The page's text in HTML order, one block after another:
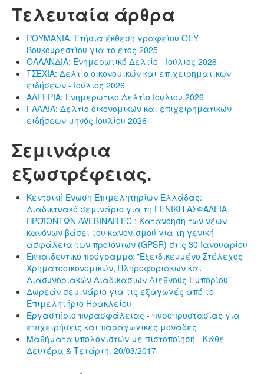
Τελευταία άρθρα
ΡΟΥΜΑΝΙΑ: Ετήσια έκθεση γραφείου ΟΕΥ
Βουκουρεστίου για το έτος 2025
ΟΛΛΑΝΔΙΑ: Ενημερωτικό Δελτίο - Ιούλιος 2026
ΤΣΕΧΙΑ: Δελτίο οικονομικών και επιχειρηματικών
ειδήσεων - Ιούλιος 2026
ΑΛΓΕΡΙΑ: Ενημερωτικό Δελτίο Ιουλίου 2026
ΓΑΛΛΙΑ: Δελτίο οικονομικών και επιχειρηματικών
ειδήσεων μηνός Ιουλίου 2026
Σεμινάρια
εξωστρέφειας.
Κεντρική Ένωση Επιμελητηρίων Ελλάδας:
Διαδικτυακό σεμινάριο για τη ΓΕΝΙΚΗ ΑΣΦΑΛΕΙΑ
ΠΡΟΪΟΝΤΩΝ /WEBINAR EC : Κατανόηση των νέων
κανόνων βάσει του κανονισμού για τη γενική
ασφάλεια των προϊόντων (GPSR) στις 30 Ιανουαρίου
Εκπαιδευτικό πρόγραμμα "Εξειδικευμένο Στέλεχος
Χρηματοοικονομικών, Πληροφοριακών και
Διασυνοριακών Διαδικασιών Διεθνούς Εμπορίου"
Δωρεάν σεμινάριο για τις εξαγωγές από το
Επιμελητήριο Ηρακλείου
Εργαστήριο πυρασφάλειας - πυροπροστασίας για
επιχειρήσεις και παραγωγικές μονάδες
Μαθήματα υπολογιστών με πιστοποίηση - Κάθε
Δευτέρα & Τετάρτη. 20/03/2017